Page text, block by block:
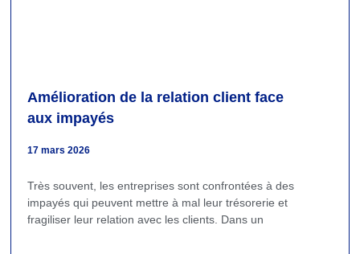
Amélioration de la relation client face
aux impayés
17 mars 2026
Très souvent, les entreprises sont confrontées à des
impayés qui peuvent mettre à mal leur trésorerie et
fragiliser leur relation avec les clients. Dans un